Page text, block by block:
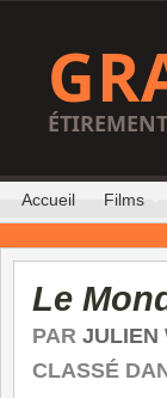
Accueil Films
Le
PAR JULIEN
CLASSÉ